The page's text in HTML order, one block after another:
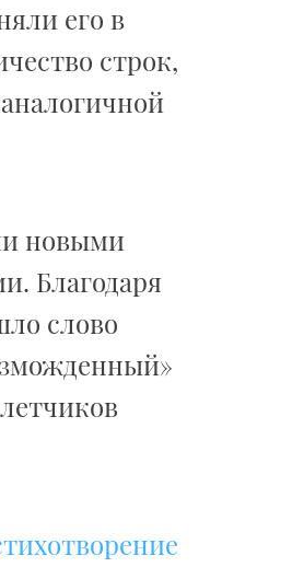
его в
строк,
новыми
Благодаря
слово